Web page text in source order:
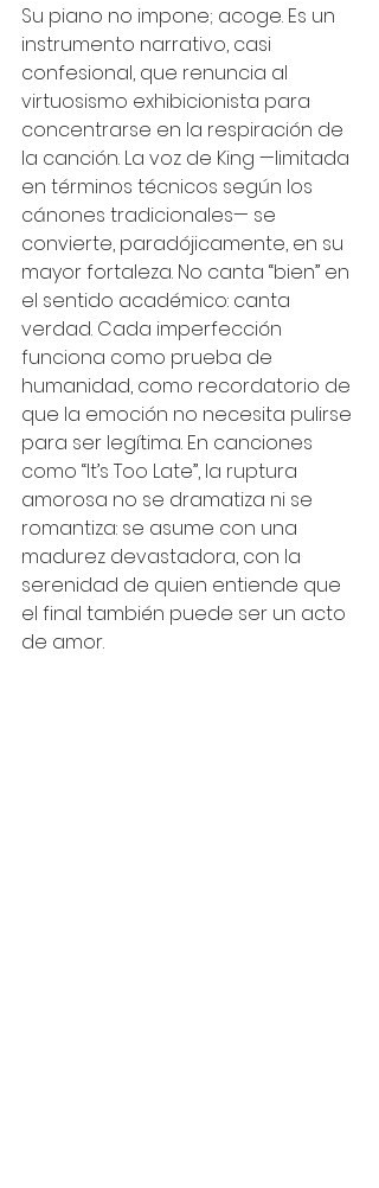
Su piano no impone; acoge. Es un
instrumento narrativo, casi
confesional, que renuncia al
virtuosismo exhibicionista para
concentrarse en la respiración de
la canción. La voz de King —limitada
en términos técnicos según los
cánones tradicionales— se
convierte, paradójicamente, en su
mayor fortaleza. No canta “bien” en
el sentido académico: canta
verdad. Cada imperfección
funciona como prueba de
humanidad, como recordatorio de
que la emoción no necesita pulirse
para ser legítima. En canciones
como “It’s Too Late”, la ruptura
amorosa no se dramatiza ni se
romantiza: se asume con una
madurez devastadora, con la
serenidad de quien entiende que
el final también puede ser un acto
de amor.